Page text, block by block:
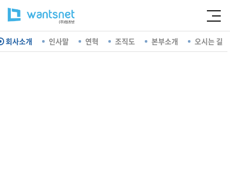
회사소개 인사말 연혁 조직도 본부소개 오시는 길